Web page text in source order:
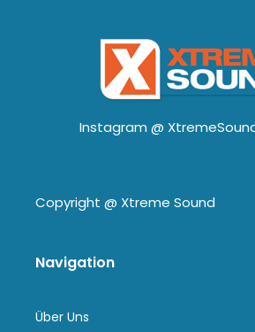
Instagram @
Copyright @ Xtreme Sound
Navigation
Über Uns